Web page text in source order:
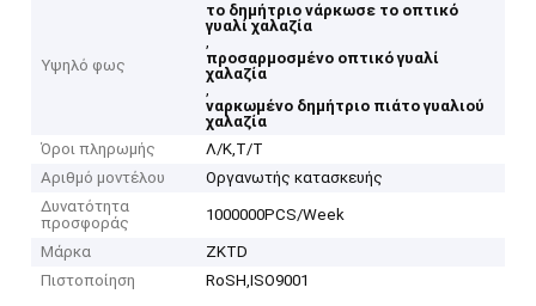
Υψηλό φως
το δημήτριο νάρκωσε το οπτικό
γυαλί χαλαζία
,
προσαρμοσμένο οπτικό γυαλί
χαλαζία
,
ναρκωμένο δημήτριο πιάτο γυαλιού
χαλαζία
Όροι πληρωμής
Λ/Κ,Τ/Τ
Αριθμό μοντέλου
Οργανωτής κατασκευής
Δυνατότητα
προσφοράς
1000000PCS/Week
Μάρκα
ZKTD
Πιστοποίηση
RoSH,ISO9001